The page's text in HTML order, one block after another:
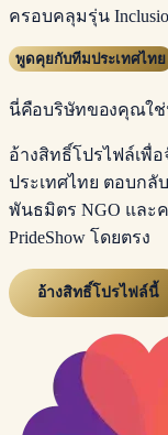
ครอบคลุมรุ่น
พูดคุยกับทีมประเทศไทย
นี่คือบริษัทของคุณใช่
อ้างสิทธิ์โปรไฟล์เพื่
ประเทศไทย ตอบกลั
พันธมิตร NGO และ
PrideShow โดยตรง
อ้างสิทธิ์โปรไฟล์นี้